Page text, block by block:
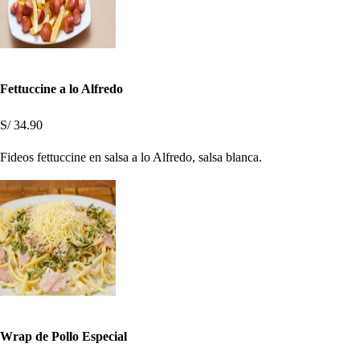
Fettuccine a lo Alfredo
S/ 34.90
Fideos fettuccine en salsa a lo Alfredo, salsa blanca.
Wrap de Pollo Especial